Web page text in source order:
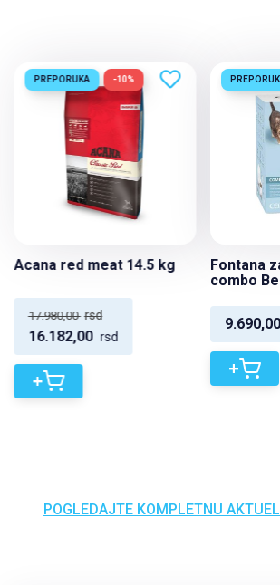
PREPORUKA -10%
Acana red meat 14.5 kg
17.980,00 rsd
16.182,00 rsd
+
Fontana
combo
9.690,00
+
POGLEDAJTE KOMPLETNU